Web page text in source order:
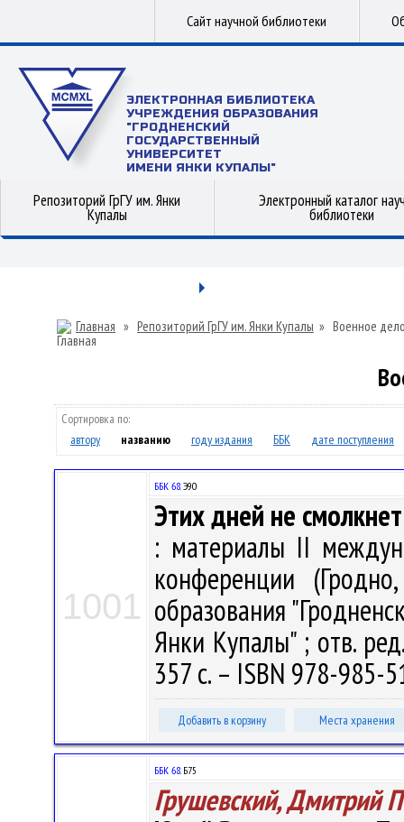
Сайт научной библиотеки
ЭЛЕКТРОННАЯ БИБЛИОТЕКА
УЧРЕЖДЕНИЯ ОБРАЗОВАНИЯ
"ГРОДНЕНСКИЙ
ГОСУДАРСТВЕННЫЙ
УНИВЕРСИТЕТ
ИМЕНИ ЯНКИ КУПАЛЫ"
Репозиторий ГрГУ им. Янки
Купалы
Электронный каталог
библиотеки
Главная » Репозиторий ГрГУ им. Янки Купалы » Военное
Сортировка по:
автору
названию году издания ББК дате поступления
1001
ББК 68.Э90
Этих дней не
: материалы II
конференции
образования
Янки Купалы" ; отв.
357 с. – ISBN 978-985-
Добавить в корзину Места хранения
ББК 68.Б75
Грушевский, Дмитрий